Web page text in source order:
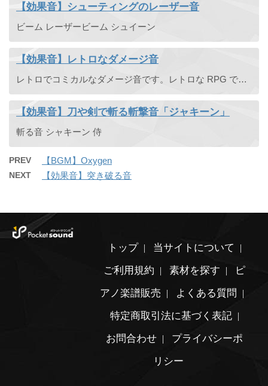
【効果音】シューティングのレーザー音
ビーム レーザービーム シュイーン
【効果音】レトロなダメージ音
レトロでコミカルなダメージ音です。レトロな RPG でバトルでのダメージ音や、シューティングゲームで敵を撃破した時の音などに使える効果音です。
【効果音】刀や剣で斬る斬撃音「ジャキーン」
斬る音 シャキーン 侍
PREV 【BGM】Oxygen
NEXT 【効果音】突き破る音
トップ
当サイトについて
ご利用規約
素材を探す
ピ
アノ楽譜販売
よくある質問
特定商取引法に基づく表記
お問合わせ
プライバシーポ
リシー